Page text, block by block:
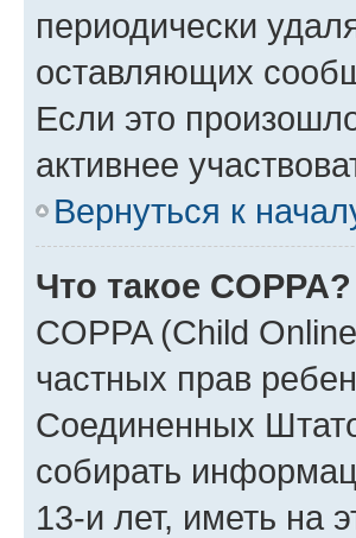
периодически
оставляющих
Если это
активнее
Вернуться к
Что такое COPPA?
COPPA (Child
частных прав
Соединенных
собирать
13-и лет, иметь на